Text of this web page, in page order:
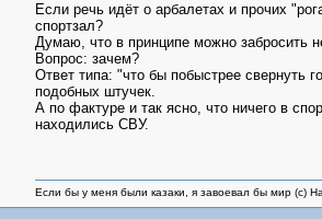
Если речь идёт о арбалетах и прочих
спортзал?
Думаю, что в принципе можно забросить
Вопрос: зачем?
Ответ типа: "что бы побыстрее свернуть
подобных штучек.
А по фактуре и так ясно, что ничего в
находились СВУ.
Если бы у меня были казаки, я завоевал бы мир (с)